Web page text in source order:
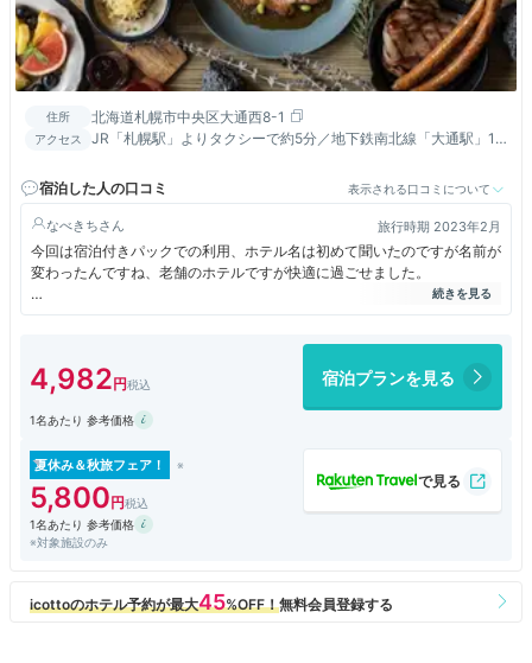
住所 北海道札幌市中央区大通西8-1
アクセス
JR「札幌駅」よりタクシーで約5分／地下鉄南北線「大通駅」1
3分
宿泊した人の口コミ 表示される口コミについて
なべきち 旅行時期 2023年2月
今回は宿泊付きパックでの利用、ホテル名は初めて聞いたのですが名前が
変わったんですね、老舗のホテルですが快適に過ごせました。
シティホテルらしくお部屋は広め、ゆっくりくつろぐことのできる椅子も
4,982 宿泊プランを見る
1名あたり 参考価格
夏休み＆秋旅フェア！
5,800
1名あたり 参考価格
※対象施設のみ